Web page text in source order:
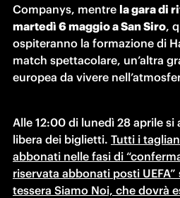
Companys, mentre la gara di
martedì 6 maggio a San Siro,
ospiteranno la formazione di
match spettacolare, un’altra
europea da vivere
Alle 12:00 di lunedì 28 aprile si
libera dei biglietti. Tutti i
abbonati nelle fasi di
riservata abbonati posti
tessera Siamo Noi, che dovrà